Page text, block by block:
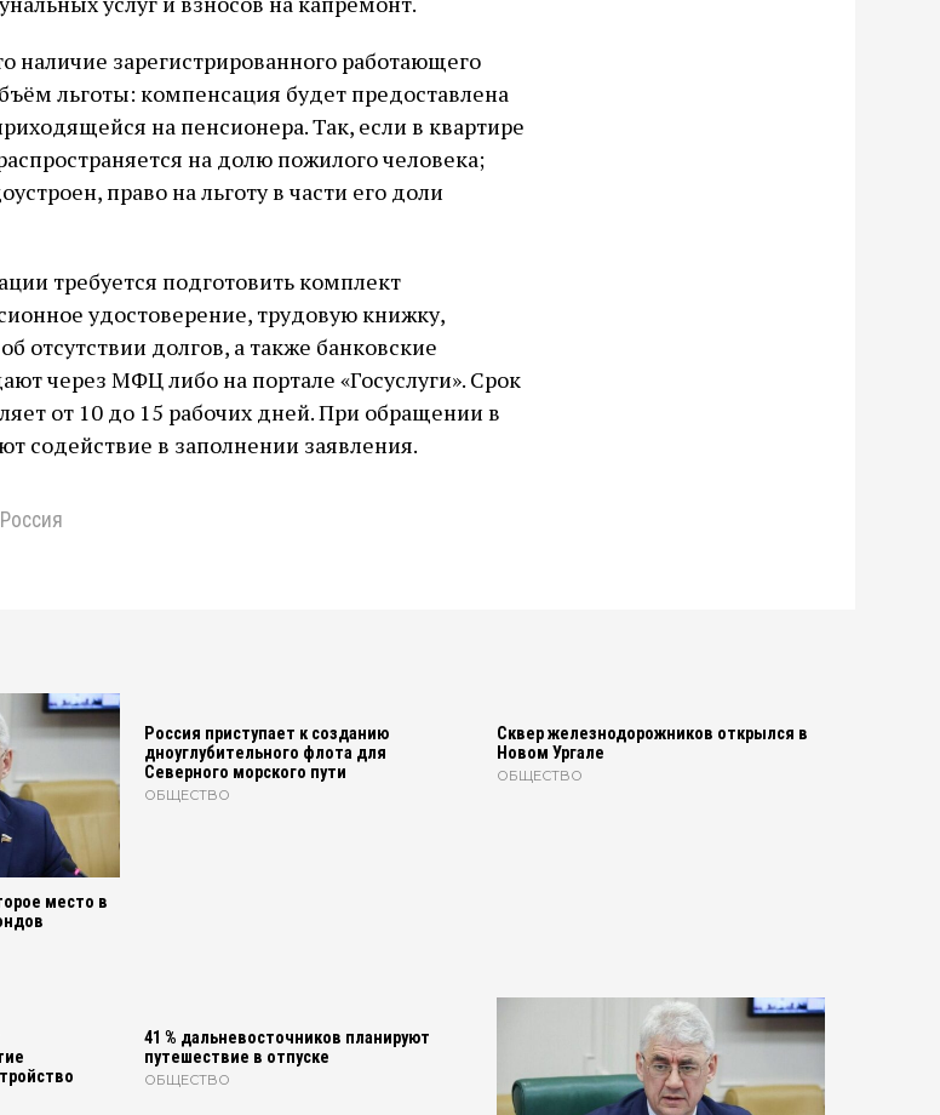
наличие зарегистрированного работающего
льготы: компенсация будет предоставлена
на пенсионера. Так, если в квартире
на долю пожилого человека;
право на льготу в части его доли
требуется подготовить комплект
удостоверение, трудовую книжку,
отсутствии долгов, а также банковские
через МФЦ либо на портале «Госуслуги». Срок
от 10 до 15 рабочих дней. При обращении в
содействие в заполнении заявления.
Россия
место в
Россия приступает к созданию
дноуглубительного флота для
Северного морского пути
ОБЩЕСТВО
Сквер железнодорожников открылся в
Новом Ургале
ОБЩЕСТВО
41 % дальневосточников планируют
путешествие в отпуске
ОБЩЕСТВО